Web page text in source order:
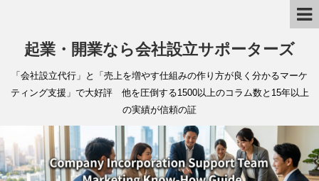
起業・開業なら会社設立サポーターズ
「会社設立代行」と「売上を増やす仕組みの作り方が良く分かるマーケ
ティング支援」で大好評 他を圧倒する1500以上のコラム数と15年以上
の実績が信頼の証